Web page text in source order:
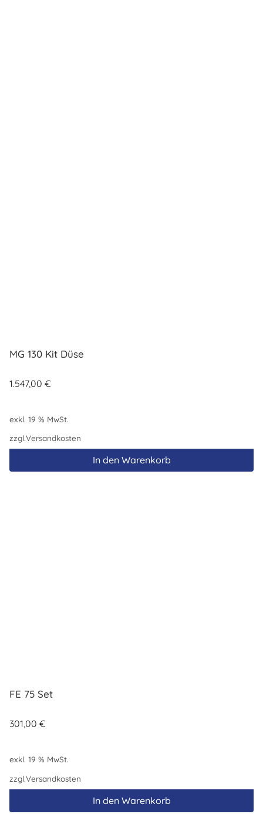
MG 130 Kit Düse
1.547,00 €
exkl. 19 % MwSt.
zzgl.Versandkosten
In den Warenkorb
FE 75 Set
301,00 €
exkl. 19 % MwSt.
zzgl.Versandkosten
In den Warenkorb